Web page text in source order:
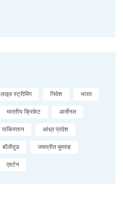
लाइव स्ट्रीमिंग निवेश भारत
भारतीय क्रिकेट आर्सेनल
पाकिस्तान आंध्र प्रदेश
बॉलीवुड जसप्रीत बुमराह
एवर्टन